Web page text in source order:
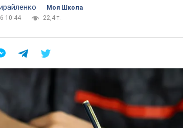
Моя Школа
10:44
22,4 т.